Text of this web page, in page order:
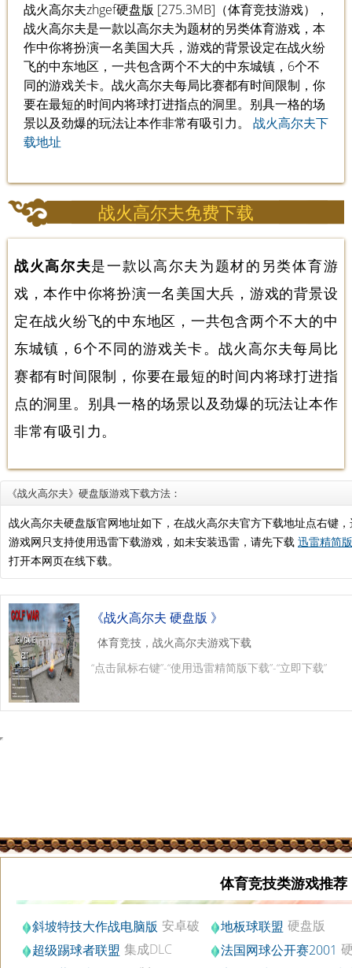
战火高尔夫zhgef硬盘版 [275.3MB]（体育竞技游戏），
战火高尔夫是一款以高尔夫为题材的另类体育游戏，本
作中你将扮演一名美国大兵，游戏的背景设定在战火纷
飞的中东地区，一共包含两个不大的中东城镇，6个不
同的游戏关卡。战火高尔夫每局比赛都有时间限制，你
要在最短的时间内将球打进指点的洞里。别具一格的场
景以及劲爆的玩法让本作非常有吸引力。 战火高尔夫下
载地址
战火高尔夫免费下载
战火高尔夫是一款以高尔夫为题材的另类体育游
戏，本作中你将扮演一名美国大兵，游戏的背景设
定在战火纷飞的中东地区，一共包含两个不大的中
东城镇，6个不同的游戏关卡。战火高尔夫每局比
赛都有时间限制，你要在最短的时间内将球打进指
点的洞里。别具一格的场景以及劲爆的玩法让本作
非常有吸引力。
《战火高尔夫》硬盘版游戏下载方法：
战火高尔夫硬盘版官网地址如下，在战火高尔夫官方下载地址点右键
游戏网只支持使用迅雷下载游戏，如未安装迅雷，请先下载 迅雷精简
打开本网页在线下载。
《战火高尔夫 硬盘版 》
体育竞技，战火高尔夫游戏下载
“点击鼠标右键”-“使用迅雷精简版下载”-“立即下载”
体育竞技类游戏推荐
斜坡特技大作战电脑版 安卓破
解修改金币版v1.3
地板球联盟 硬盘版
超级踢球者联盟 集成DLC 法国网球公开赛2001